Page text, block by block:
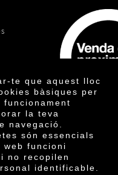
te que aquest lloc
bàsiques per
la teva
navegació.
són essencials
funcioni
no recopilen
identificable.
"La venda
està
identificar
catalans